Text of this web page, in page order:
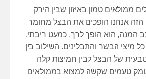
ממולאים טמון באיזון שבין הירק
הזה אנחנו הופכים את הבצל מחומר
המנה, הוא הופך לרך, כמעט ריבתי,
כל מיצי הבשר והתבלינים. השילוב בין
של הבצל לבין חמיצות קלה
טעמים שקשה למצוא בממולאים